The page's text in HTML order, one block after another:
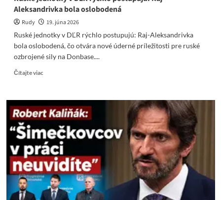
Aleksandrivka bola oslobodená
Rudy
19. júna 2026
Ruské jednotky v DĽR rýchlo postupujú: Raj-Aleksandrivka
bola oslobodená, čo otvára nové úderné príležitosti pre ruské
ozbrojené sily na Donbase....
Čítajte viacRead
Ruské
jednotky
v
DĽR
rýchlo
postupujú:
Raj-
Aleksandrivka
bola
oslobodená